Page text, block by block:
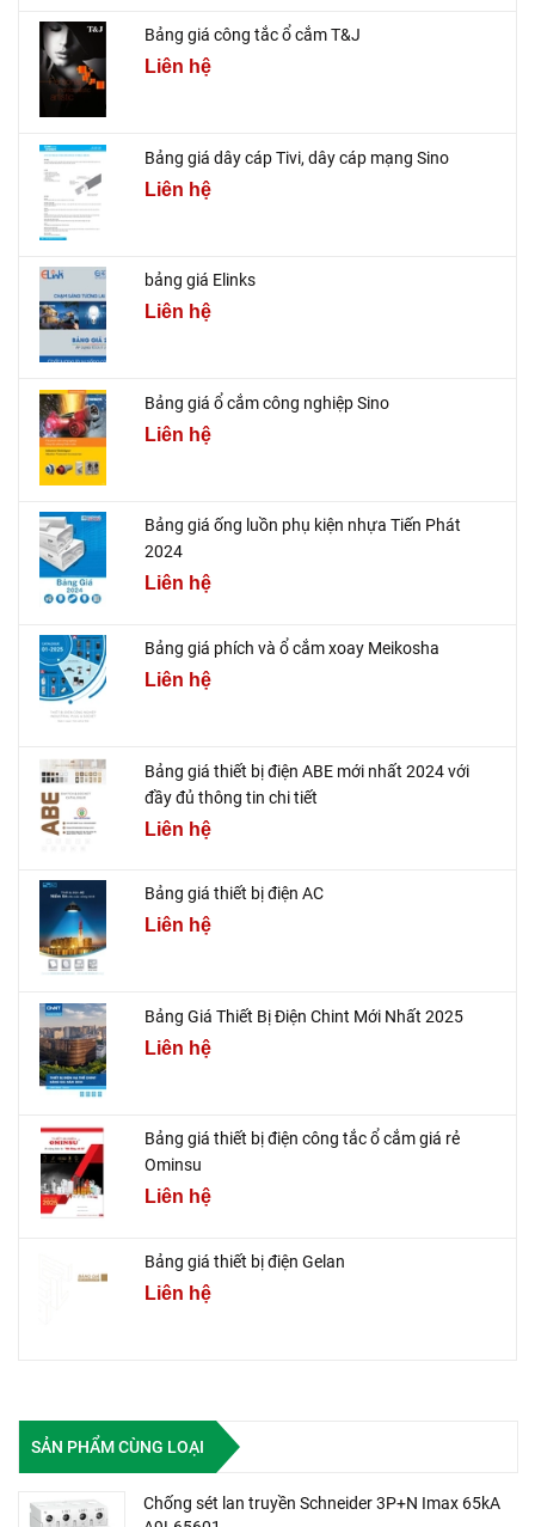
Bảng giá công tắc ổ cắm T&J
Liên hệ
Bảng giá dây cáp Tivi, dây cáp mạng Sino
Liên hệ
bảng giá Elinks
Liên hệ
Bảng giá ổ cắm công nghiệp Sino
Liên hệ
Bảng giá ống luồn phụ kiện nhựa Tiến Phát
2024
Liên hệ
Bảng giá phích và ổ cắm xoay Meikosha
Liên hệ
Bảng giá thiết bị điện ABE mới nhất 2024 với
đầy đủ thông tin chi tiết
Liên hệ
Bảng giá thiết bị điện AC
Liên hệ
Bảng Giá Thiết Bị Điện Chint Mới Nhất 2025
Liên hệ
Bảng giá thiết bị điện công tắc ổ cắm giá rẻ
Ominsu
Liên hệ
Bảng giá thiết bị điện Gelan
Liên hệ
SẢN PHẨM CÙNG LOẠI
Chống sét lan truyền Schneider 3P+N Imax 65kA